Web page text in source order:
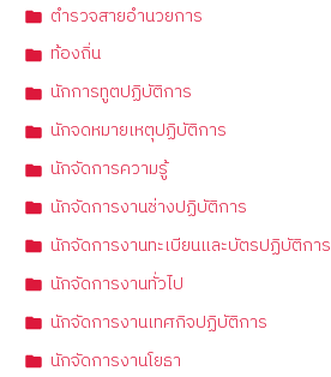
ตำรวจสายอำนวยการ
ท้องถิ่น
นักการทูตปฏิบัติการ
นักจดหมายเหตุปฏิบัติการ
นักจัดการความรู้
นักจัดการงานช่างปฏิบัติการ
นักจัดการงานทะเบียนและบัตรปฏิบัติการ
นักจัดการงานทั่วไป
นักจัดการงานเทศกิจปฏิบัติการ
นักจัดการงานโยธา